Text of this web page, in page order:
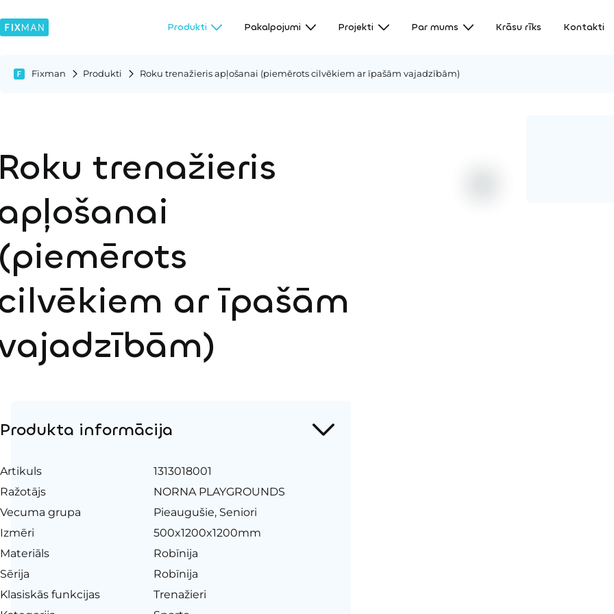
Produkti Pakalpojumi Projekti Par mums Krāsu rīks Kontakti
Fixman Produkti Roku trenažieris apļošanai (piemērots cilvēkiem ar īpašām vajadzībām)
trenažieris
ar īpašām
Produkta informācija
Artikuls
1313018001
Ražotājs
NORNA PLAYGROUNDS
Vecuma grupa
Pieaugušie, Seniori
Izmēri
500x1200x1200mm
Materiāls
Robīnija
Sērija
Robīnija
Klasiskās funkcijas
Trenažieri